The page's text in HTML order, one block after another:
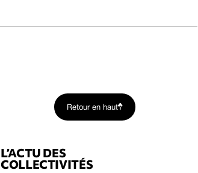
Retour en haut
L’ACTU DES
COLLECTIVITÉS